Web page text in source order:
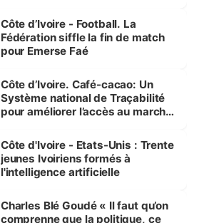
Côte d’Ivoire - Football. La
Fédération siffle la fin de match
pour Emerse Faé
Côte d’Ivoire. Café-cacao: Un
Système national de Traçabilité
pour améliorer l’accès au marché
Côte d'Ivoire - Etats-Unis : Trente
jeunes Ivoiriens formés à
l'intelligence artificielle
Charles Blé Goudé « Il faut qu’on
comprenne que la politique, ce